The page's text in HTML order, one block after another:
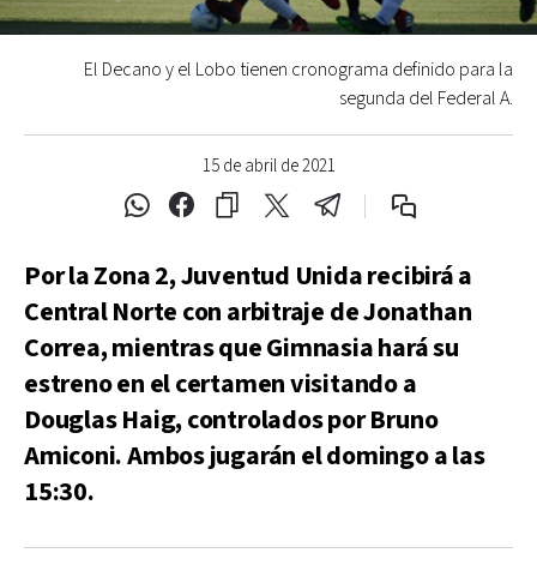
15 de abril de 2021
El Decano y el Lobo tienen cronograma definido para la
segunda del Federal A.
Por la Zona 2, Juventud Unida recibirá a
Central Norte con arbitraje de Jonathan
Correa, mientras que Gimnasia hará su
estreno en el certamen visitando a
Douglas Haig, controlados por Bruno
Amiconi. Ambos jugarán el domingo a las
15:30.